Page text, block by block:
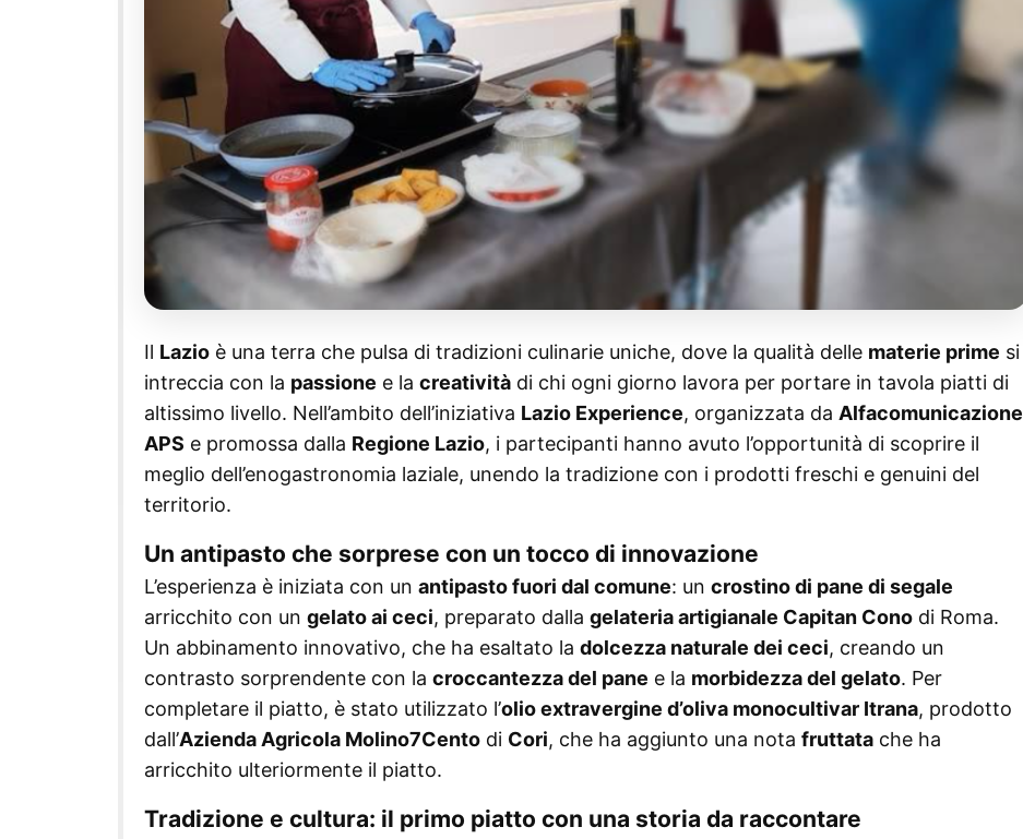
Il Lazio è una terra che pulsa di tradizioni culinarie uniche, dove la qualità delle materie prime si
intreccia con la passione e la creatività di chi ogni giorno lavora per portare in tavola piatti di
altissimo livello. Nell’ambito dell’iniziativa Lazio Experience, organizzata da Alfacomunicazione
APS e promossa dalla Regione Lazio, i partecipanti hanno avuto l’opportunità di scoprire il
meglio dell’enogastronomia laziale, unendo la tradizione con i prodotti freschi e genuini del
territorio.
Un antipasto che sorprese con un tocco di innovazione
L’esperienza è iniziata con un antipasto fuori dal comune: un crostino di pane di segale
arricchito con un gelato ai ceci, preparato dalla gelateria artigianale Capitan Cono di Roma.
Un abbinamento innovativo, che ha esaltato la dolcezza naturale dei ceci, creando un
contrasto sorprendente con la croccantezza del pane e la morbidezza del gelato. Per
completare il piatto, è stato utilizzato l’olio extravergine d’oliva monocultivar Itrana, prodotto
dall’Azienda Agricola Molino7Cento di Cori, che ha aggiunto una nota fruttata che ha
arricchito ulteriormente il piatto.
Tradizione e cultura: il primo piatto con una storia da raccontare